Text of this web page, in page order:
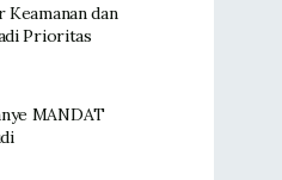
dan
Prioritas
MANDAT